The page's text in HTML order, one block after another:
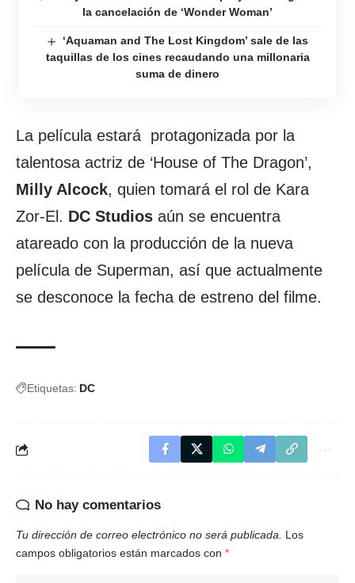
la cancelación de ‘Wonder Woman’
‘Aquaman and The Lost Kingdom’ sale de las
taquillas de los cines recaudando una millonaria
suma de dinero
La película estará protagonizada por la
talentosa actriz de ‘House of The Dragon’,
Milly Alcock, quien tomará el rol de Kara
Zor-El. DC Studios aún se encuentra
atareado con la producción de la nueva
película de Superman, así que actualmente
se desconoce la fecha de estreno del filme.
Etiquetas: DC
No hay comentarios
Tu dirección de correo electrónico no será publicada.
Los
campos obligatorios están marcados con *